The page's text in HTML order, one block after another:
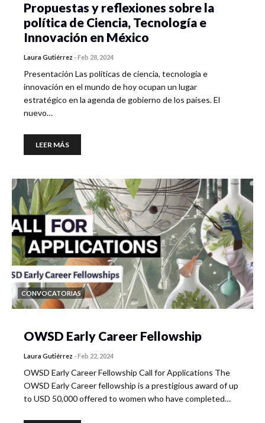
Propuestas y reflexiones sobre la
política de Ciencia, Tecnología e
Innovación en México
Laura Gutiérrez -Feb 28, 2024
Presentación Las políticas de ciencia, tecnología e
innovación en el mundo de hoy ocupan un lugar
estratégico en la agenda de gobierno de los países. El
nuevo…
LEER MÁS
CONVOCATORIAS
OWSD Early Career Fellowship
Laura Gutiérrez -Feb 22, 2024
OWSD Early Career Fellowship Call for Applications The
OWSD Early Career fellowship is a prestigious award of up
to USD 50,000 offered to women who have completed…